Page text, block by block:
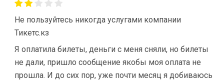
Не пользуйтесь никогда услугами компании
Тикетс.кз
Я оплатила билеты, деньги с меня сняли, но билеты
не дали, пришло сообщение якобы моя оплата не
прошла. И до сих пор, уже почти месяц я добиваюсь